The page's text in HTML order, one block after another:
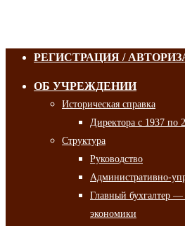
РЕГИСТРАЦИЯ /
ОБ УЧРЕЖДЕНИИ
Историческая справка
Директора с 1937 по
Структура
Руководство
Административно-
Главный бухгалтер —
экономики